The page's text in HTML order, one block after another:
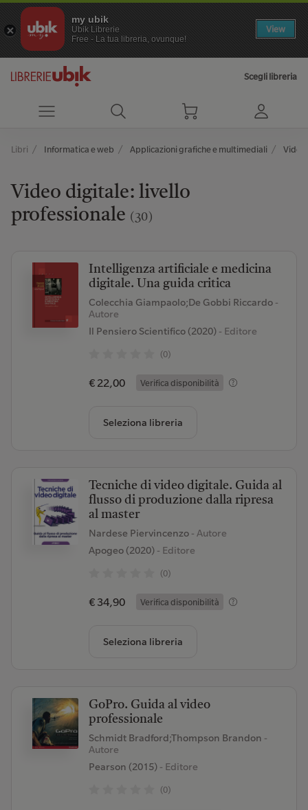
my ubik
Ubik Librerie
Free - La tua libreria, ovunque!
View
Scegli libreria
Libri Informatica e web Applicazioni grafiche e multimediali Video
Video digitale: livello
professionale (30)
Intelligenza artificiale e medicina
digitale. Una guida critica
Colecchia Giampaolo;De Gobbi Riccardo -
Autore
Il Pensiero Scientifico (2020)- Editore
(0)
€ 22,00 Verifica disponibilità
Seleziona libreria
Tecniche di video digitale. Guida al
flusso di produzione dalla ripresa
al master
Nardese Piervincenzo - Autore
Apogeo (2020)- Editore
(0)
€ 34,90 Verifica disponibilità
Seleziona libreria
GoPro. Guida al video
professionale
Schmidt Bradford;Thompson Brandon -
Autore
Pearson (2015)- Editore
(0)